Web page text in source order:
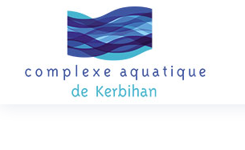
Panneau de gestion des cookies